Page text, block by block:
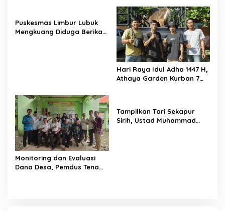
Peduli Bungo Ancam Demo
Puskesmas Limbur Lubuk
Mengkuang Diduga Berikan
Hari Raya Idul Adha 1447 H,
Athaya Garden Kurban 7
Monitoring dan Evaluasi
Dana Desa, Pemdus Tenam
Tampilkan Tari Sekapur
Sirih, Ustad Muhammad